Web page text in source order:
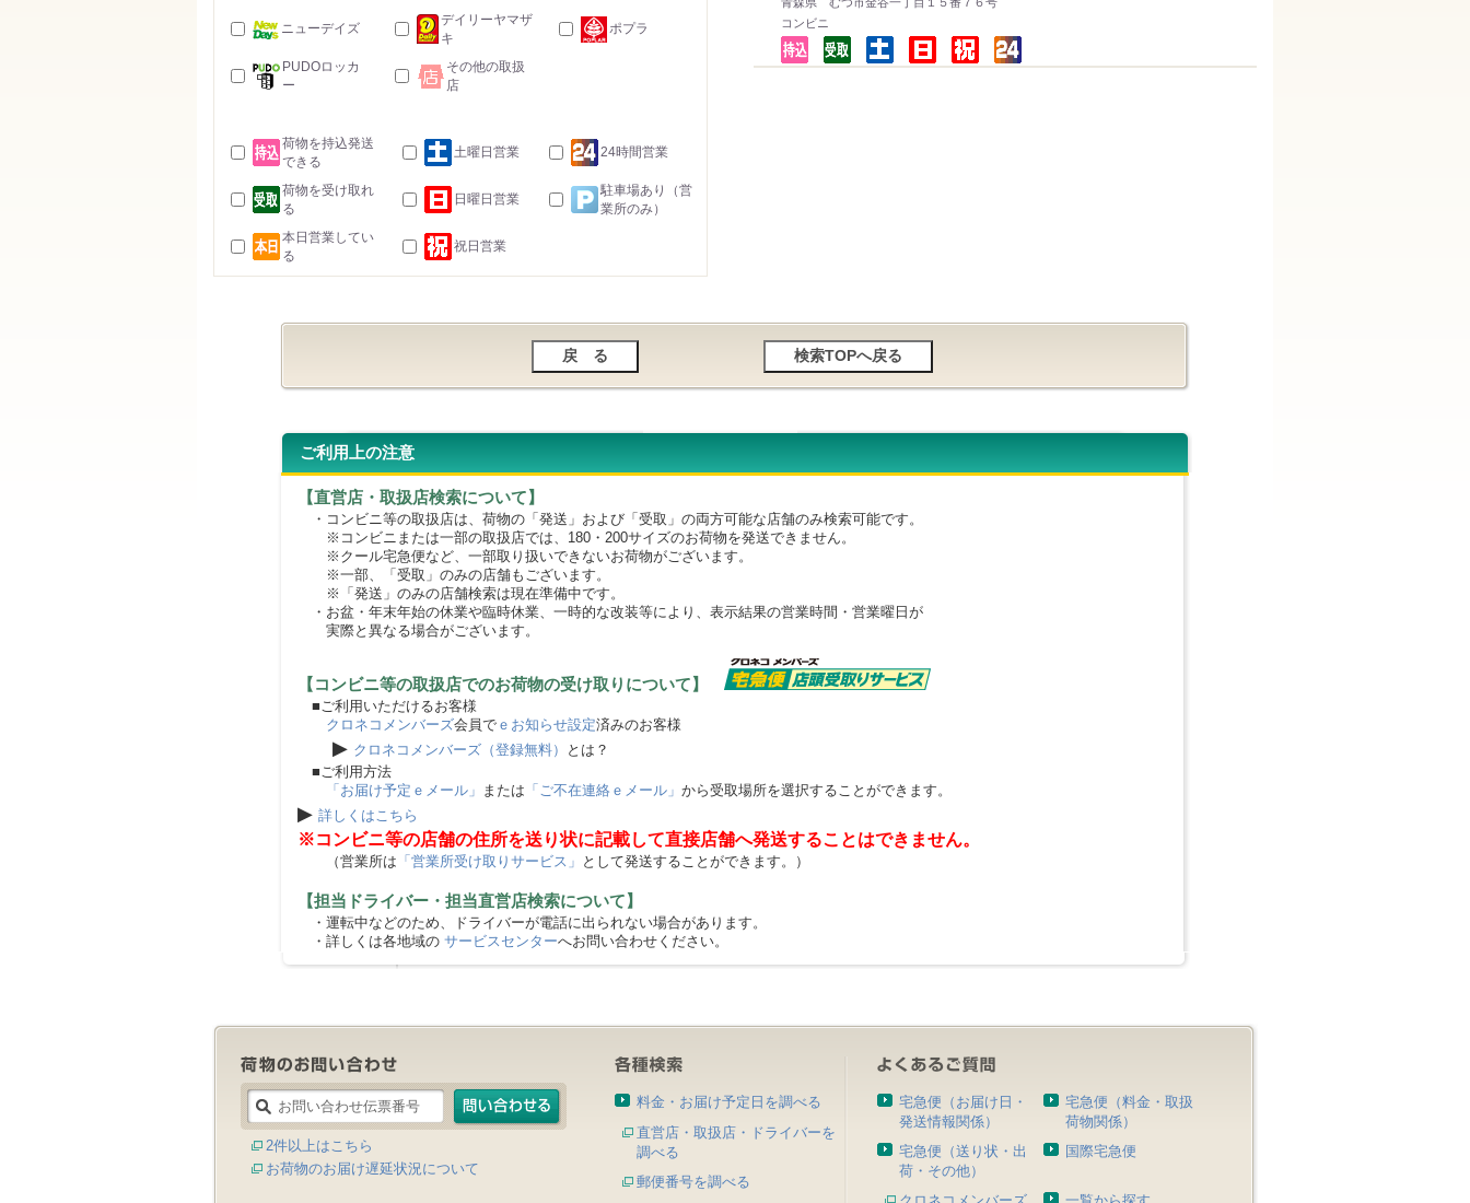
コンビニ
ニューデイズ
デイリーヤマザ
キ
ポプラ
PUDOロッカ
ー
その他の取扱
店
荷物を持込発送
できる
土曜日営業 24時間営業
荷物を受け取れ
る
日曜日営業
駐車場あり（営
業所のみ）
本日営業してい
る
祝日営業
ご利用上の注意
【直営店・取扱店検索について】
・コンビニ等の取扱店は、荷物の「発送」および「受取」の両方可能な店舗のみ検索可能です。
※コンビニまたは一部の取扱店では、180・200サイズのお荷物を発送できません。
※クール宅急便など、一部取り扱いできないお荷物がございます。
※一部、「受取」のみの店舗もございます。
※「発送」のみの店舗検索は現在準備中です。
・お盆・年末年始の休業や臨時休業、一時的な改装等により、表示結果の営業時間・営業曜日が
実際と異なる場合がございます。
【コンビニ等の取扱店でのお荷物の受け取りについて】
■ご利用いただけるお客様
クロネコメンバーズ会員で ｅお知らせ設定済みのお客様
▶ クロネコメンバーズ（登録無料）
とは？
■ご利用方法
「お届け予定ｅメール」 または 「ご不在連絡ｅメール」 から受取場所を選択することができます。
▶ 詳しくはこちら
※コンビニ等の店舗の住所を送り状に記載して直接店舗へ発送することはできません。
（営業所は 「営業所受け取りサービス」 として発送することができます。）
【担当ドライバー・担当直営店検索について】
・運転中などのため、ドライバーが電話に出られない場合があります。
・詳しくは各地域の サービスセンターへお問い合わせください。
2件以上はこちら
お荷物のお届け遅延状況について
料金・お届け予定日を調べる
直営店・取扱店・ドライバーを
調べる
郵便番号を調べる
宅急便（お届け日・
発送情報関係）
宅急便（料金・取扱
荷物関係）
宅急便（送り状・出
荷・その他）
国際宅急便